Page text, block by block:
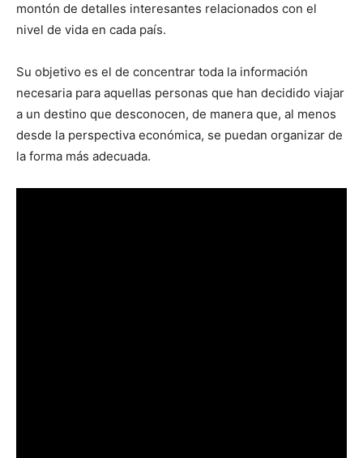
montón de detalles interesantes relacionados con el
nivel de vida en cada país.
Su objetivo es el de concentrar toda la información
necesaria para aquellas personas que han decidido viajar
a un destino que desconocen, de manera que, al menos
desde la perspectiva económica, se puedan organizar de
la forma más adecuada.